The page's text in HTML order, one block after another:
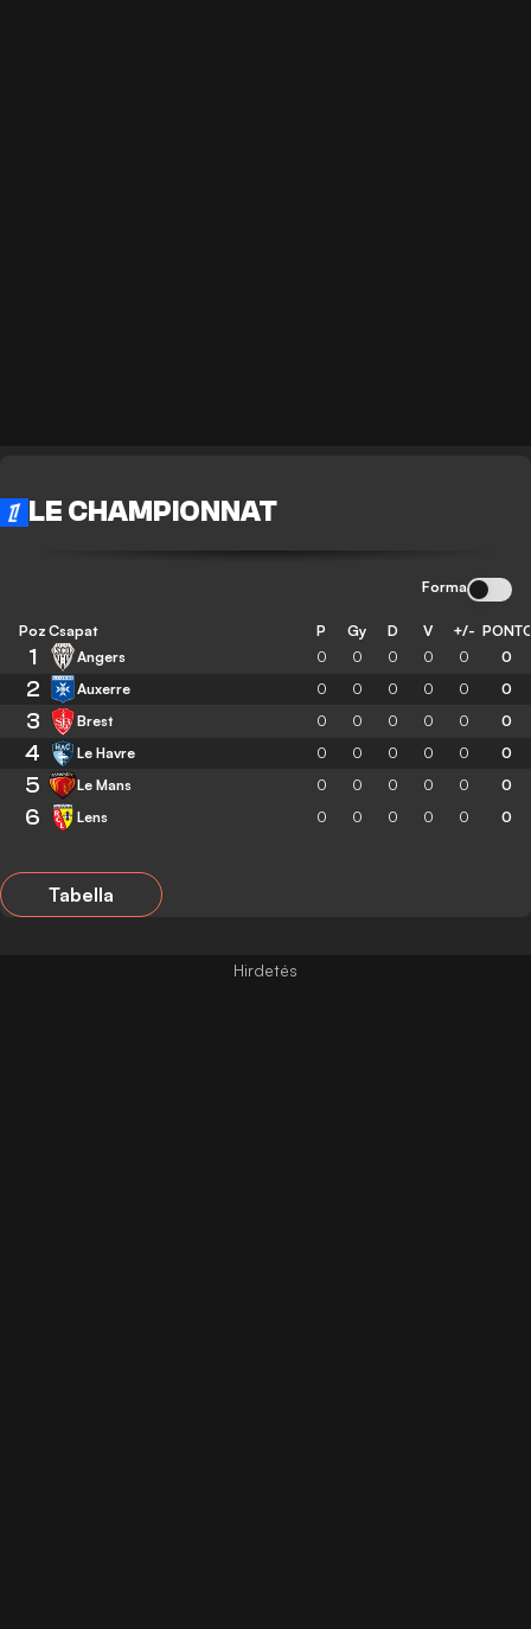
LE CHAMPIONNAT
Forma
Poz Csapat P Gy D V +/-
1 Angers 0 0 0 0 0 0
2 Auxerre 0 0 0 0 0 0
3 Brest 0 0 0 0 0 0
4 Le Havre 0 0 0 0 0 0
5 Le Mans 0 0 0 0 0 0
6 Lens 0 0 0 0 0 0
Tabella